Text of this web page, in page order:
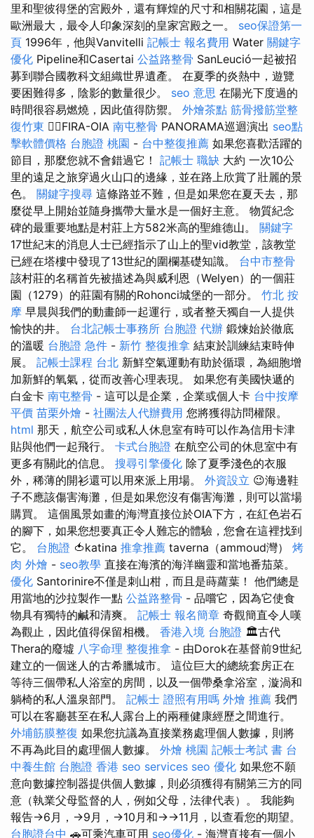
里和聖彼得堡的宮殿外，還有輝煌的尺寸和相關花園，這是
歐洲最大，最令人印象深刻的皇家宮殿之一。 seo保證第一
頁 1996年，他與Vanvitelli 記帳士 報名費用 Water 關鍵字
優化 Pipeline和Casertai 公益路整骨 SanLeució一起被招
募到聯合國教科文組織世界遺產。 在夏季的炎熱中，遊覽
要困難得多，陰影的數量很少。 seo 意思 在陽光下度過的
時間很容易燃燒，因此值得防禦。 外燴茶點 筋骨撥筋堂整
復竹東 🚶‍♂️FIRA-OIA 南屯整骨 PANORAMA巡迴演出 seo點
擊軟體價格 台胞證 桃園 - 台中整復推薦 如果您喜歡活躍的
節目，那麼您就不會錯過它！ 記帳士 職缺 大約 一次10公
里的遠足之旅穿過火山口的邊緣，並在路上欣賞了壯麗的景
色。 關鍵字搜尋 這條路並不難，但是如果您在夏天去，那
麼從早上開始並隨身攜帶大量水是一個好主意。 物質紀念
碑的最重要地點是村莊上方582米高的聖維德山。 關鍵字
17世紀末的消息人士已經指示了山上的聖vid教堂，該教堂
已經在塔樓中發現了13世紀的圍欄基礎知識。 台中市整骨
該村莊的名稱首先被描述為與威利恩（Welyen）的一個莊
園（1279）的莊園有關的Rohonci城堡的一部分。 竹北 按
摩 早晨與我們的動畫師一起運行，或者整天獨自一人提供
愉快的井。 台北記帳士事務所 台胞證 代辦 鍛煉始於徹底
的溫暖 台胞證 急件 - 新竹 整復推拿 結束於訓練結束時伸
展。 記帳士課程 台北 新鮮空氣運動有助於循環，為細胞增
加新鮮的氧氣，從而改善心理表現。 如果您有美國快遞的
白金卡 南屯整骨 - 這可以是企業，企業或個人卡 台中按摩
平價 苗栗外燴 - 社團法人代辦費用 您將獲得訪問權限。
html 那天，航空公司或私人休息室有時可以作為信用卡津
貼與他們一起飛行。 卡式台胞證 在航空公司的休息室中有
更多有關此的信息。 搜尋引擎優化 除了夏季淺色的衣服
外，稀薄的開衫還可以用來派上用場。 外資設立 😉海邊鞋
子不應該傷害海灘，但是如果您沒有傷害海灘，則可以當場
購買。 這個風景如畫的海灣直接位於OIA下方，在紅色岩石
的腳下，如果您想要真正令人難忘的體驗，您會在這裡找到
它。 台胞證 🍅katina 推拿推薦 taverna（ammoud灣） 烤
肉 外燴 - seo教學 直接在海濱的海洋幽靈和當地番茄菜。
優化 Santorinire不僅是刺山柑，而且是蒔蘿葉！ 他們總是
用當地的沙拉製作一點 公益路整骨 - 品嚐它，因為它使食
物具有獨特的鹹和清爽。 記帳士 報名簡章 奇觀簡直令人嘆
為觀止，因此值得保留相機。 香港入境 台胞證 🏛️古代
Thera的廢墟 八字命理 整復推拿 - 由Dorok在基督前9世紀
建立的一個迷人的古希臘城市。 這位巨大的總統套房正在
等待三個帶私人浴室的房間，以及一個帶桑拿浴室，漩渦和
躺椅的私人溫泉部門。 記帳士 證照有用嗎 外燴 推薦 我們
可以在客廳甚至在私人露台上的兩種健康經歷之間進行。
外埔筋膜整復 如果您抗議為直接業務處理個人數據，則將
不再為此目的處理個人數據。 外燴 桃園 記帳士考試 書 台
中養生館 台胞證 香港 seo services seo 優化 如果您不願
意向數據控制器提供個人數據，則必須獲得有關第三方的同
意（執業父母監督的人，例如父母，法律代表）。 我能夠
報告→6月，→9月，→10月和→→11月，以查看您的期望。
台胞證台中 🚗可乘汽車可用 seo優化 - 海灣直接有一個小